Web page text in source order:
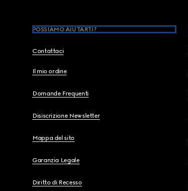
POSSIAMO AIUTARTI?
Contattaci
Il mio ordine
Domande Frequenti
Disiscrizione Newsletter
Mappa del sito
Garanzia Legale
Diritto di Recesso